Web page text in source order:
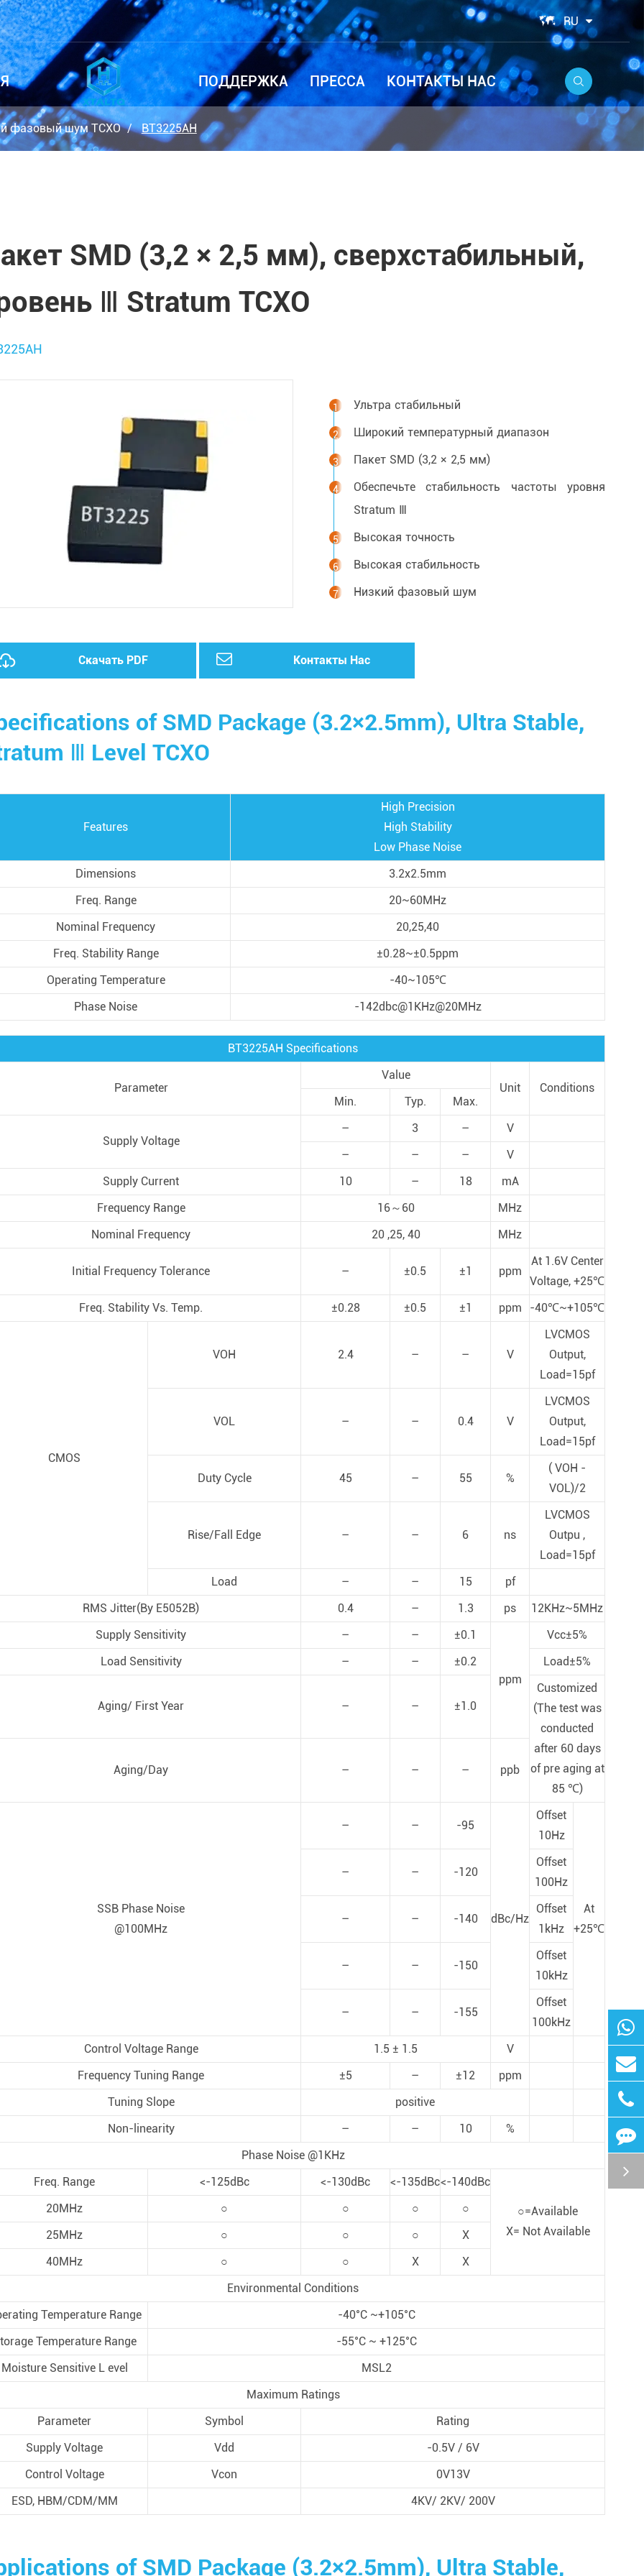
 RU
ПОДДЕРЖКА ПРЕССА КОНТАКТЫ НАС 
фазовый шум TCXO BT3225AH
и
SMD (3,2 × 2,5 мм), сверхстабильный,
Ⅲ Stratum TCXO
Ультра стабильный
Широкий температурный диапазон
Пакет SMD (3,2 × 2,5 мм)
Обеспечьте стабильность частоты уровня
Stratum Ⅲ
Высокая точность
Высокая стабильность
Низкий фазовый шум
Скачать PDF Контакты Нас
of SMD Package (3.2×2.5mm), Ultra Stable,
Ⅲ Level TCXO
Features
High Precision
High Stability
Low Phase Noise
Dimensions
3.2x2.5mm
Freq. Range
20~60MHz
Nominal Frequency
20,25,40
Freq. Stability Range
±0.28~±0.5ppm
Operating Temperature
-40~105℃
Phase Noise
-142dbc@1KHz@20MHz
BT3225AH Specifications
Parameter
Value
Unit
Conditions
Min.
Typ. Max.
Supply Voltage
– 3 –
V
–
– –
V
Supply Current
10 – 18
mA
Frequency Range
16～60
MHz
Nominal Frequency
20 ,25, 40 MHz
Initial Frequency Tolerance – ±0.5 ±1 ppm
At 1.6V Center
Voltage, +25℃
Freq. Stability Vs. Temp.
±0.28 ±0.5 ±1 ppm -40℃~+105℃
CMOS
VOH 2.4 – – V
LVCMOS
Output,
Load=15pf
VOL – – 0.4 V
LVCMOS
Output,
Load=15pf
Duty Cycle 45 – 55 %
( VOH -
VOL)/2
Rise/Fall Edge – – 6 ns
LVCMOS
Outpu ,
Load=15pf
Load
– – 15
pf
RMS Jitter(By E5052B)
0.4 – 1.3 ps
12KHz~5MHz
Supply Sensitivity
– – ±0.1
ppm
Vcc±5%
Load Sensitivity
– – ±0.2 Load±5%
Aging/ First Year – – ±1.0
Customized
(The test was
conducted
after 60 days
of pre aging at
85 ℃)
Aging/Day – – – ppb
SSB Phase Noise
@100MHz
– – -95
dBc/Hz
Offset
10Hz
At
+25℃
– – -120
Offset
100Hz
– – -140
Offset
1kHz
– – -150
Offset
10kHz
– – -155
Offset
100kHz
Control Voltage Range
1.5 ± 1.5
V
Frequency Tuning Range
±5 – ±12
ppm
Tuning Slope
positive
Non-linearity
– – 10
%
Phase Noise @1KHz
Freq. Range
<-125dBc <-130dBc <-135dBc<-140dBc
○=Available
X= Not Available
20MHz ○ ○ ○
○
25MHz
○ ○ ○
X
40MHz
○ ○ X
X
Environmental Conditions
Temperature Range
-40°C ~+105°C
Temperature Range
-55°C ~ +125°C
Moisture Sensitive L evel
MSL2
Maximum Ratings
Parameter
Symbol
Rating
Supply Voltage
Vdd
-0.5V / 6V
Control Voltage
Vcon
0V13V
ESD, HBM/CDM/MM
4KV/ 2KV/ 200V
of SMD Package (3.2×2.5mm), Ultra Stable,